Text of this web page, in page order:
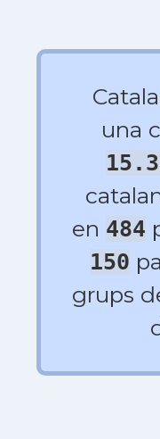
una
en 484
150
grups